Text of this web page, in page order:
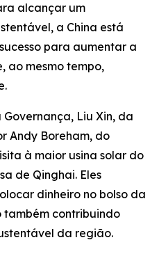
alcançar um
a China está
para aumentar a
ao mesmo tempo,
Liu Xin, da
Andy Boreham, do
à maior usina solar do
de Qinghai. Eles
dinheiro no bolso da
contribuindo
da região.